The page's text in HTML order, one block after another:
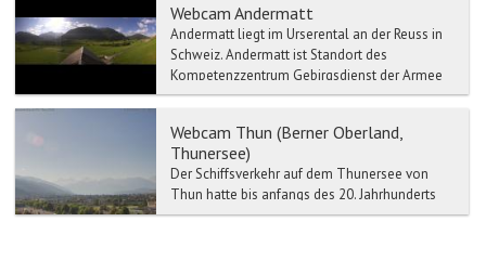
Webcam Andermatt
Andermatt liegt im Urserental an der Reuss in
Schweiz. Andermatt ist Standort des
Kompetenzzentrum Gebirgsdienst der Armee
der Schweizer Armee. Der...
Webcam Thun (Berner Oberland,
Thunersee)
Der Schiffsverkehr auf dem Thunersee von
Thun hatte bis anfangs des 20. Jahrhunderts
eine wichtige Funktion für den Personen- und